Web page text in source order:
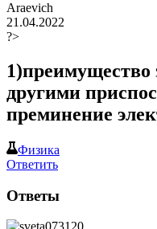
Araevich
21.04.2022
?>
1)преимущество
другими
преминение
Физика
Ответить
Ответы